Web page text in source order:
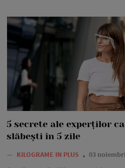
5 secrete ale experților
slăbești în 5 zile
— KILOGRAME IN PLUS 03